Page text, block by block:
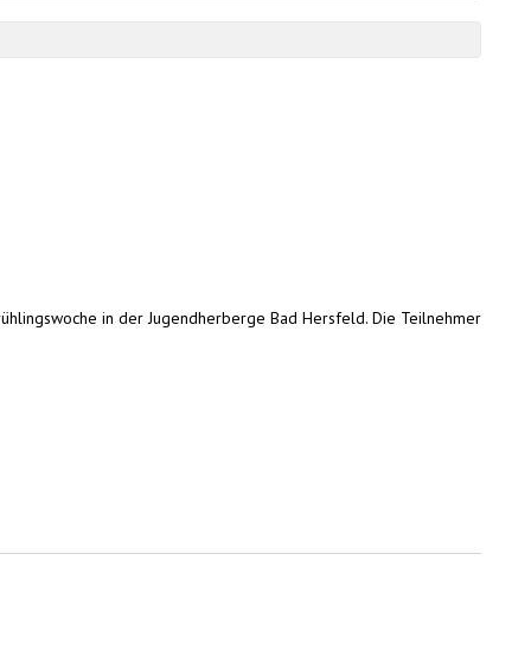
in der Jugendherberge Bad Hersfeld. Die Teilnehmer